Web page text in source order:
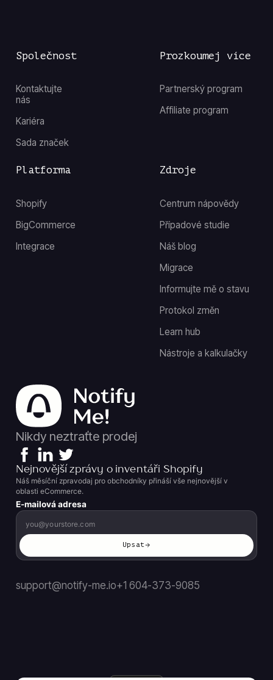
Společnost
Kontaktujte
nás
Kariéra
Sada značek
Zdroje
Centrum nápovědy
Případové studie
Náš blog
Migrace
Informujte mě o stavu
Protokol změn
Learn hub
Nástroje a kalkulačky
Prozkoumej více
Partnerský program
Affiliate program
Platforma
Shopify
BigCommerce
Integrace
Nikdy neztraťte prodej
Nejnovější zprávy o inventáři Shopify
Náš měsíční zpravodaj pro obchodníky přináší vše nejnovější v
oblasti eCommerce.
E-mailová adresa
Upsat
support@notify-me.io+1 604-373-9085